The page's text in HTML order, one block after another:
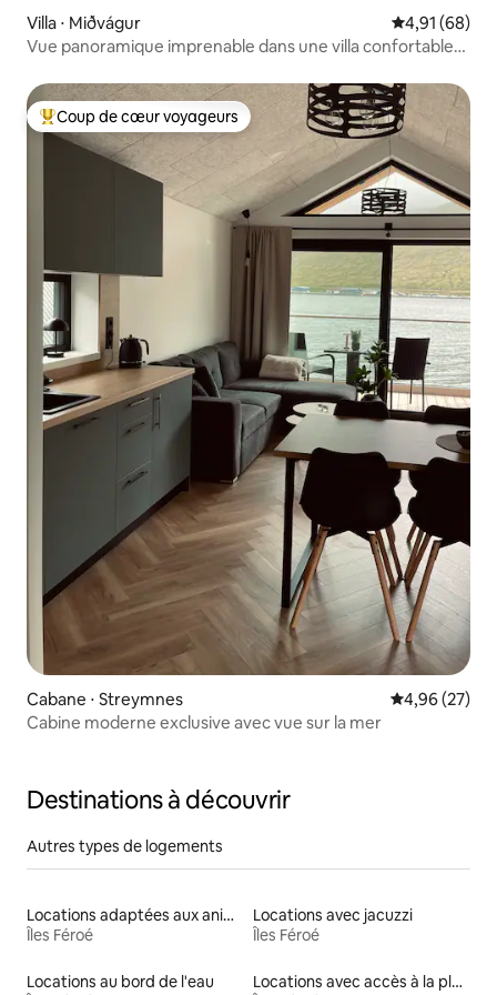
Villa ⋅ Miðvágur Évaluation
4,91 (68)
Vue panoramique imprenable dans une villa confortable
Coups de cœur voyageurs les plus appréciés
Coup de cœur voyageurs
Cabane ⋅ Streymnes Évaluation
4,96 (27)
Cabine moderne exclusive avec vue sur la mer
Destinations à découvrir
Autres types de logements
Locations adaptées aux animaux
Îles Féroé
Locations avec jacuzzi
Îles Féroé
Locations au bord de l'eau
Locations avec accès à la plage